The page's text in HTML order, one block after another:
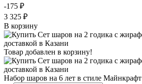
-175 ₽
3 325 ₽
В корзину
Товар добавлен в корзину!
Набор шаров на 6 лет в стиле Майнкрафт